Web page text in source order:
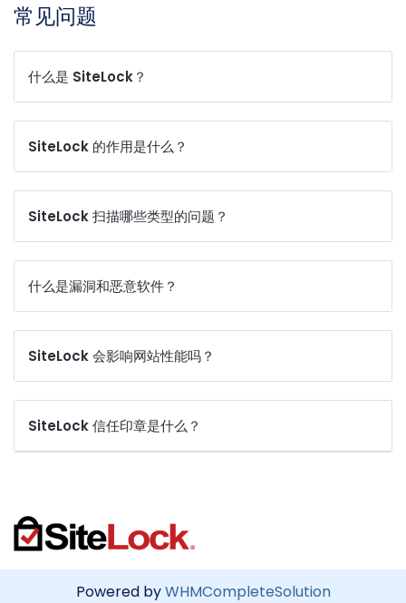
常见问题
什么是 SiteLock？
SiteLock 的作用是什么？
SiteLock 扫描哪些类型的问题？
什么是漏洞和恶意软件？
SiteLock 会影响网站性能吗？
SiteLock 信任印章是什么？
Powered byWHMCompleteSolution